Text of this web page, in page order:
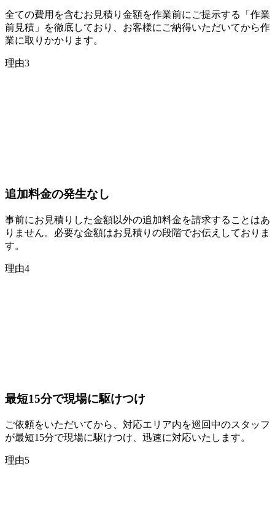
全ての費用を含むお見積り金額を作業前にご提示する「作業
前見積」を徹底しており、お客様にご納得いただいてから作
業に取りかかります。
理由3
追加料金の発生なし
事前にお見積りした金額以外の追加料金を請求することはあ
りません。必要な金額はお見積りの段階でお伝えしておりま
す。
理由4
最短15分で現場に駆けつけ
ご依頼をいただいてから、対応エリア内を巡回中のスタッフ
が最短15分で現場に駆けつけ、迅速に対応いたします。
理由5